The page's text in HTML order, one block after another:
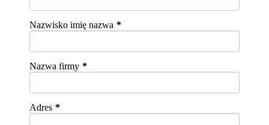
Nazwisko imię nazwa
Nazwa firmy
Adres